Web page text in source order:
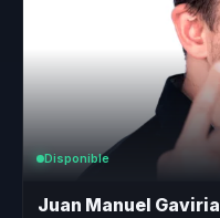
Disponible
Juan Manuel Gaviria